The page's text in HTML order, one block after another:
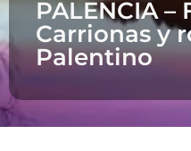
PALENCIA –
Carrionas y
Palentino